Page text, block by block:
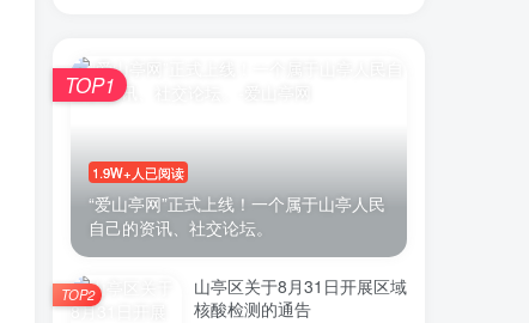
1.9W+人已阅读
“爱山亭网”正式上线！一个属于山亭人民
自己的资讯、社交论坛。
TOP1
山亭区关于8月31日开展区域
核酸检测的通告
TOP2
微信登录